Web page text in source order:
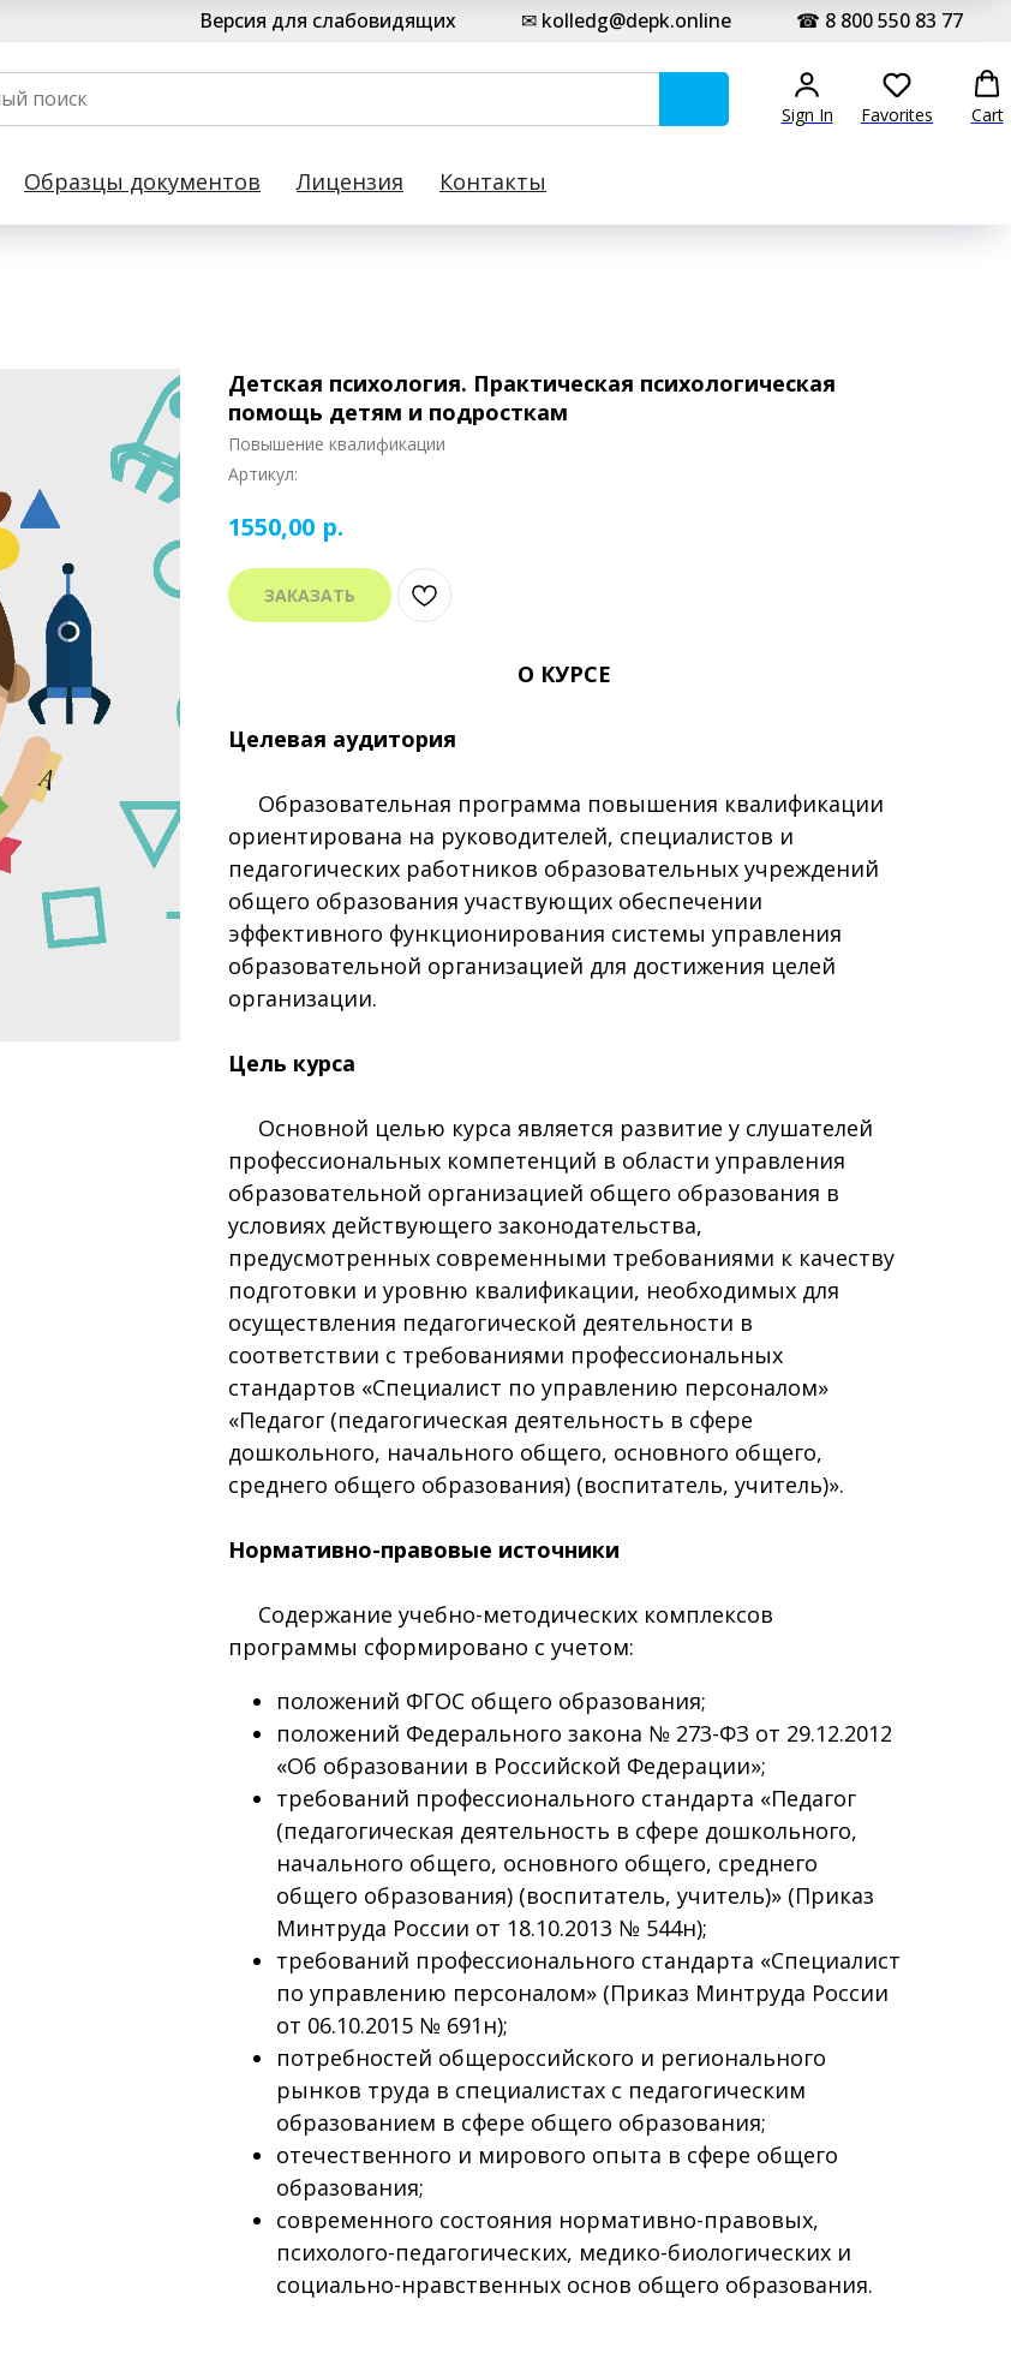
Версия для слабовидящих ✉ kolledg@depk.online ☎ 8 800 550 83 77
Sign In Favorites Cart
Образцы документов Лицензия Контакты
Детская психология. Практическая психологическая
помощь детям и подросткам
Повышение квалификации
Артикул:
1550,00 р.
ЗАКАЗАТЬ
О КУРСЕ
Целевая аудитория
Образовательная программа повышения квалификации
ориентирована на руководителей, специалистов и
педагогических работников образовательных учреждений
общего образования участвующих обеспечении
эффективного функционирования системы управления
образовательной организацией для достижения целей
организации.
Цель курса
Основной целью курса является развитие у слушателей
профессиональных компетенций в области управления
образовательной организацией общего образования в
условиях действующего законодательства,
предусмотренных современными требованиями к качеству
подготовки и уровню квалификации, необходимых для
осуществления педагогической деятельности в
соответствии с требованиями профессиональных
стандартов «Специалист по управлению персоналом»
«Педагог (педагогическая деятельность в сфере
дошкольного, начального общего, основного общего,
среднего общего образования) (воспитатель, учитель)».
Нормативно-правовые источники
Содержание учебно-методических комплексов
программы сформировано с учетом:
положений ФГОС общего образования;
положений Федерального закона № 273-ФЗ от 29.12.2012
«Об образовании в Российской Федерации»;
требований профессионального стандарта «Педагог
(педагогическая деятельность в сфере дошкольного,
начального общего, основного общего, среднего
общего образования) (воспитатель, учитель)» (Приказ
Минтруда России от 18.10.2013 № 544н);
требований профессионального стандарта «Специалист
по управлению персоналом» (Приказ Минтруда России
от 06.10.2015 № 691н);
потребностей общероссийского и регионального
рынков труда в специалистах с педагогическим
образованием в сфере общего образования;
отечественного и мирового опыта в сфере общего
образования;
современного состояния нормативно-правовых,
психолого-педагогических, медико-биологических и
социально-нравственных основ общего образования.